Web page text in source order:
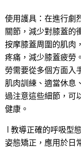
使用護具：在進行劇
關節，減少對膝蓋的
按摩膝蓋周圍的肌肉
疼痛，減少膝蓋疲勞
勞需要從多個方面入
肌肉訓練、適當休息
過注意這些細節，可
健康。
l 教導正確的呼吸型
姿態矯正，應用於日